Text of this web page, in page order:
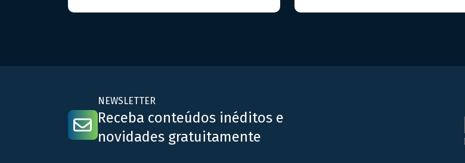
NEWSLETTER
Receba conteúdos inéditos e
novidades gratuitamente